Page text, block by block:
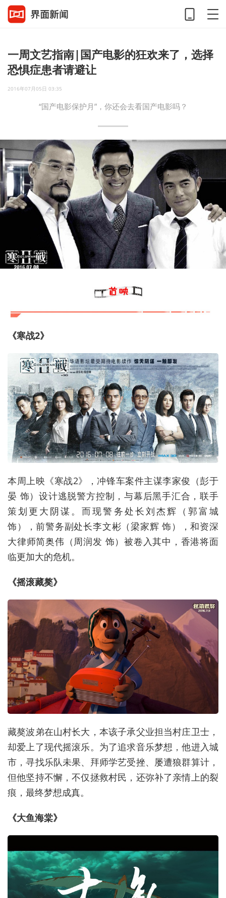
一周文艺指南|国产电影的狂欢来了，选择
恐惧症患者请避让
2016年07月05日 03:35
“国产电影保护月”，你还会去看国产电影吗？
《寒战2》
本周上映《寒战2》，冲锋车案件主谋李家俊（彭于
晏 饰）设计逃脱警方控制，与幕后黑手汇合，联手
策划更大阴谋。而现警务处长刘杰辉（郭富城
饰），前警务副处长李文彬（梁家辉 饰），和资深
大律师简奥伟（周润发 饰）被卷入其中，香港将面
临更加大的危机。
《摇滚藏獒》
藏獒波弟在山村长大，本该子承父业担当村庄卫士，
却爱上了现代摇滚乐。为了追求音乐梦想，他进入城
市，寻找乐队未果、拜师学艺受挫、屡遭狼群算计，
但他坚持不懈，不仅拯救村民，还弥补了亲情上的裂
痕，最终梦想成真。
《大鱼海棠》